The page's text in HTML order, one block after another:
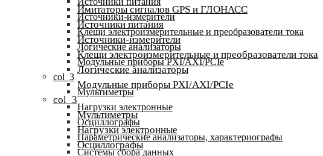
Источники-измерители
Клещи электроизмерительные и преобразователи тока
Логические анализаторы
Модульные приборы PXI/AXI/PCIe
col_3
Мультиметры
Нагрузки электронные
Осциллографы
Параметрические анализаторы, характериографы
Системы сбора данных
Имитаторы сигналов GPS и ГЛОНАСС
Источники питания
Источники-измерители
Клещи электроизмерительные и преобразователи тока
Логические анализаторы
Модульные приборы PXI/AXI/PCIe
col_3
Мультиметры
Нагрузки электронные
Осциллографы